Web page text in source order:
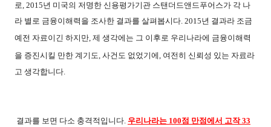
로 , 2015년 미국의 저명한 신용평가기관 스탠더드앤드푸어스가 각 나
라 별로 금융이해력을 조사한 결과를 살펴봅시다 . 2015년 결과라 조금
예전 자료이긴 하지만 제 생각에는 그 이후로 우리나라에 금융이해력
을 증진시킬 만한 계기도 사건도 없었기에 여전히 신뢰성 있는 자료라
고 생각합니다
결과를 보면 다소 충격적입니다 우리나라는 100점 만점에서 고작 33